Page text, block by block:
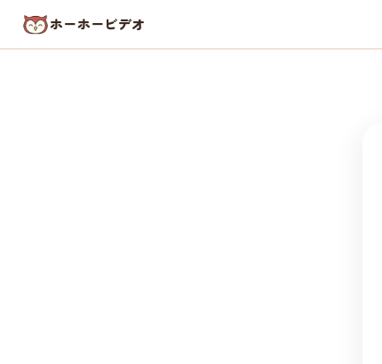
ホーホービデオ